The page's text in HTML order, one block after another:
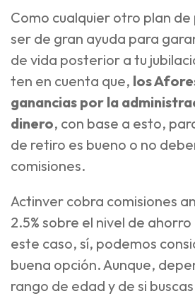
Como cualquier otro plan
ser de gran ayuda para
de vida posterior a tu
ten en cuenta que, los
ganancias por la
dinero, con base a esto,
de retiro es bueno o no
comisiones.
Actinver cobra comisiones
2.5% sobre el nivel de
este caso, sí, podemos
buena opción. Aunque,
rango de edad y de si